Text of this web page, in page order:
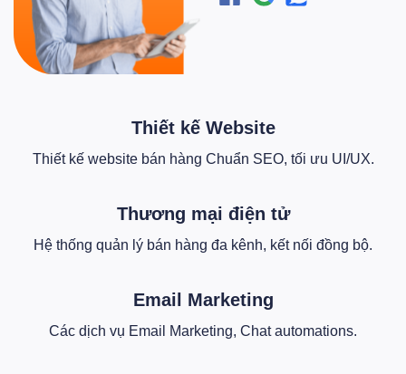
Thiết kế Website
Thiết kế website bán hàng Chuẩn SEO, tối ưu UI/UX.
Thương mại điện tử
Hệ thống quản lý bán hàng đa kênh, kết nối đồng bộ.
Email Marketing
Các dịch vụ Email Marketing, Chat automations.